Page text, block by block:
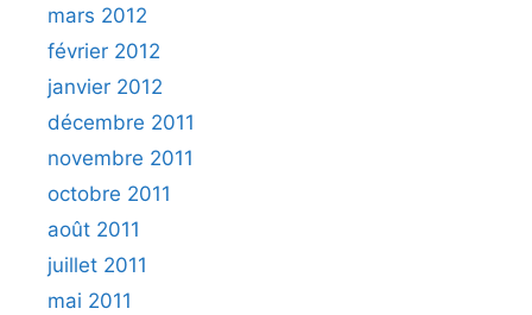
mars 2012
février 2012
janvier 2012
décembre 2011
novembre 2011
octobre 2011
août 2011
juillet 2011
mai 2011